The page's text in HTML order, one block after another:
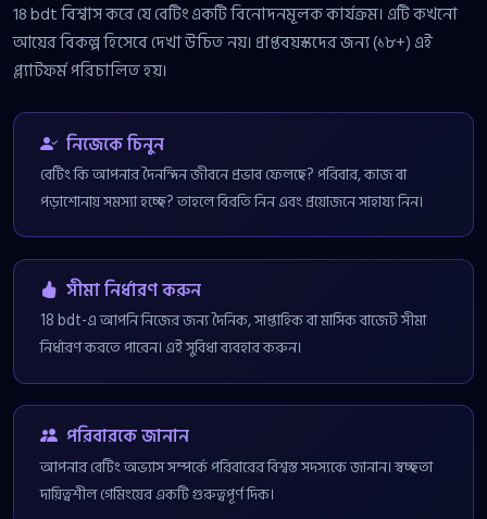
18 bdt বিশ্বাস করে যে বেটিং একটি বিনোদনমূলক কার্যক্রম। এটি কখনো
আয়ের বিকল্প হিসেবে দেখা উচিত নয়। প্রাপ্তবয়স্কদের জন্য (১৮+) এই
প্ল্যাটফর্ম পরিচালিত হয়।
নিজেকে চিনুন
বেটিং কি আপনার দৈনন্দিন জীবনে প্রভাব ফেলছে? পরিবার, কাজ বা
পড়াশোনায় সমস্যা হচ্ছে? তাহলে বিরতি নিন এবং প্রয়োজনে সাহায্য নিন।
সীমা নির্ধারণ করুন
18 bdt-এ আপনি নিজের জন্য দৈনিক, সাপ্তাহিক বা মাসিক বাজেট সীমা
নির্ধারণ করতে পারেন। এই সুবিধা ব্যবহার করুন।
পরিবারকে জানান
আপনার বেটিং অভ্যাস সম্পর্কে পরিবারের বিশ্বস্ত সদস্যকে জানান। স্বচ্ছতা
দায়িত্বশীল গেমিংয়ের একটি গুরুত্বপূর্ণ দিক।